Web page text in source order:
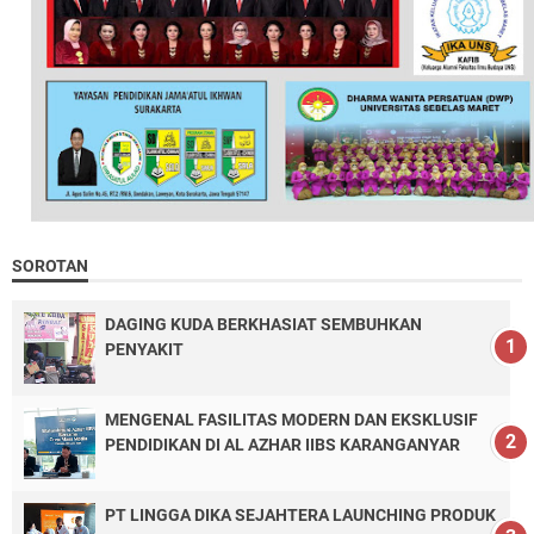
SOROTAN
DAGING KUDA BERKHASIAT SEMBUHKAN
PENYAKIT
MENGENAL FASILITAS MODERN DAN EKSKLUSIF
PENDIDIKAN DI AL AZHAR IIBS KARANGANYAR
PT LINGGA DIKA SEJAHTERA LAUNCHING PRODUK